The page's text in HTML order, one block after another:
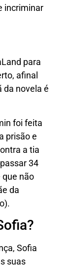
incriminar
para
afinal
da novela é
foi feita
prisão e
a tia
34
que não
da
Sofia
suas